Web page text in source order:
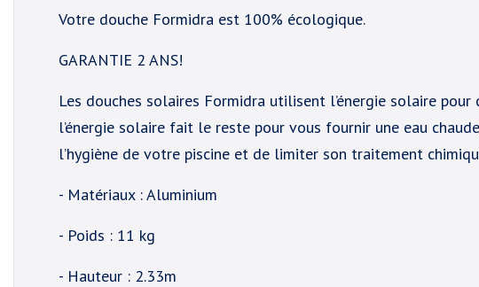
Votre douche Formidra est 100% écologique.
GARANTIE 2 ANS!
Les douches solaires Formidra utilisent l’énergie solaire
l’énergie solaire fait le reste pour vous fournir une eau
l’hygiène de votre piscine et de limiter son traitement
- Matériaux : Aluminium
- Poids : 11 kg
- Hauteur : 2.33m